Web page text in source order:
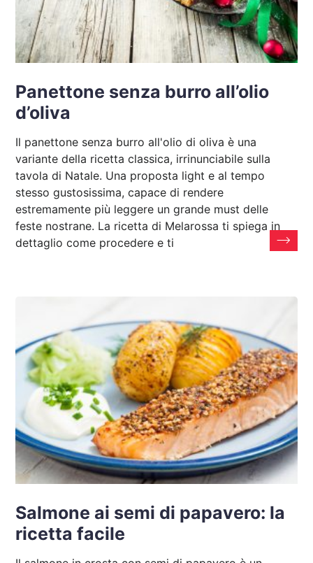
Panettone senza burro all’olio
d’oliva
Il panettone senza burro all'olio di oliva è una
variante della ricetta classica, irrinunciabile sulla
tavola di Natale. Una proposta light e al tempo
stesso gustosissima, capace di rendere
estremamente più leggere un grande must delle
feste nostrane. La ricetta di Melarossa ti spiega in
dettaglio come procedere e ti
Salmone ai semi di papavero: la
ricetta facile